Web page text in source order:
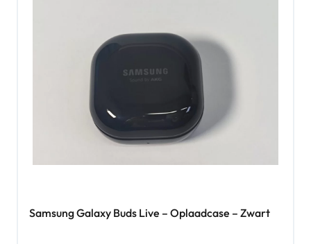
Samsung Galaxy Buds Live – Oplaadcase – Zwart